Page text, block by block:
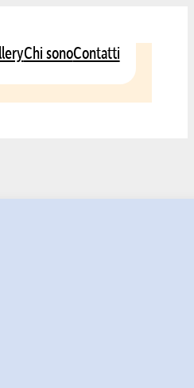
Chi sonoContatti
malattia… è stato un
è un invito a riflettere